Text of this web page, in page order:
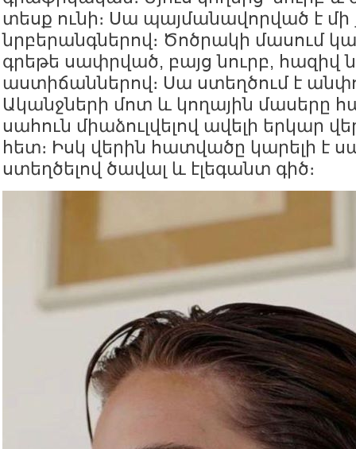
տեսք ունի։ Սա պայմանավորված է մի
նրբերանգներով։ Ծոծրակի մասում
գրեթե սափրված, բայց նուրբ, հազիվ
աստիճաններով։ Սա ստեղծում է
Ականջների մոտ և կողային մասերը
սահուն միաձուլվելով ավելի երկար
հետ։ Իսկ վերին հատվածը կարելի է
ստեղծելով ծավալ և էլեգանտ գիծ։